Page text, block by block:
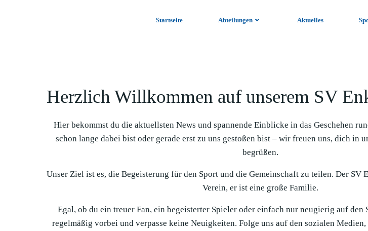
Startseite Abteilungen Aktuelles
Herzlich Willkommen auf unserem SV
Hier bekommst du die aktuellsten News und spannende Einblicke in das Geschehen
schon lange dabei bist oder gerade erst zu uns gestoßen bist – wir freuen uns, dich in
begrüßen.
Unser Ziel ist es, die Begeisterung für den Sport und die Gemeinschaft zu teilen. Der SV
Verein, er ist eine große Familie.
Egal, ob du ein treuer Fan, ein begeisterter Spieler oder einfach nur neugierig auf den
regelmäßig vorbei und verpasse keine Neuigkeiten. Folge uns auf den sozialen Medien,